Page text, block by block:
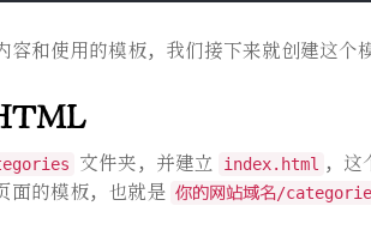
和使用的模板，我们接下来就创建这个模
文件夹，并建立 index.html ，这
面的模板，也就是 你的网站域名/